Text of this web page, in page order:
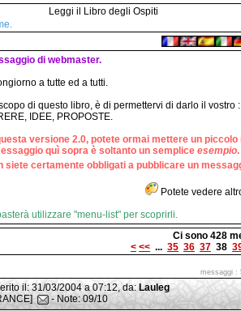
Leggi il Libro degli Ospiti
di webmaster.
a tutte ed a tutti.
di questo libro, è di permettervi di darlo il vostro :
IDEE, PROPOSTE.
versione 2.0, potete ormai mettere un
quì sopra è soltanto un semplice esempio.
siete certamente obbligati a pubblicare un
Potete vedere
utilizzare "menu-list" per scoprirli.
Ci sono 428
< << ... 35 36 37 38
messaggi :
il: 31/03/2004 a 07:12, da:Lauleg
- Note: 09/10